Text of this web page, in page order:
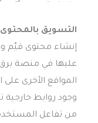
التسويق بالمحتوى
إنشاء محتوى قيّم
عليها في منصة
المواقع الأخرى على
وجود روابط
من تفاعل